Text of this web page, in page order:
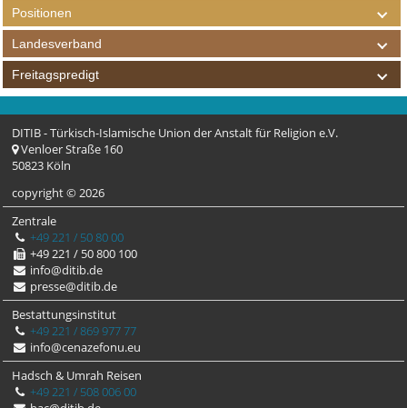
Positionen
Landesverband
Freitagspredigt
DITIB - Türkisch-Islamische Union der Anstalt für Religion e.V.
Venloer Straße 160
50823 Köln
copyright © 2026
Zentrale
+49 221 / 50 80 00
+49 221 / 50 800 100
info@ditib.de
presse@ditib.de
Bestattungsinstitut
+49 221 / 869 977 77
info@cenazefonu.eu
Hadsch & Umrah Reisen
+49 221 / 508 006 00